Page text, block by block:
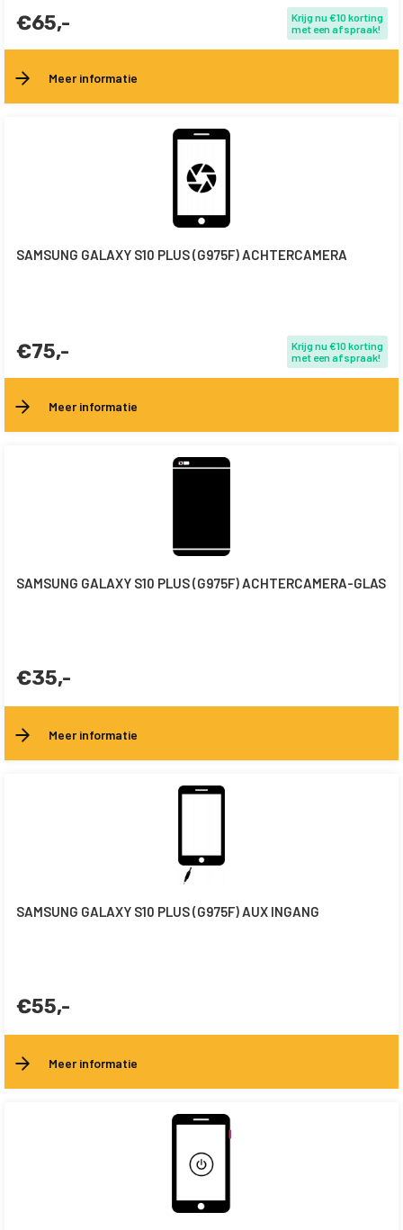
€65,-
Krijg nu €10 korting
met een afspraak!
Meer informatie
SAMSUNG GALAXY S10 PLUS (G975F) ACHTERCAMERA
€75,-
Krijg nu €10 korting
met een afspraak!
Meer informatie
SAMSUNG GALAXY S10 PLUS (G975F) ACHTERCAMERA-GLAS
€35,-
Meer informatie
SAMSUNG GALAXY S10 PLUS (G975F) AUX INGANG
€55,-
Meer informatie